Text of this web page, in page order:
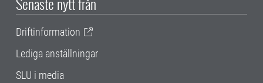
Driftinformation
Lediga anställningar
SLU i media